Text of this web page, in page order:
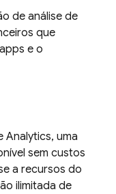
de análise de
que
e o
Analytics, uma
sem custos
a recursos do
ilimitada de